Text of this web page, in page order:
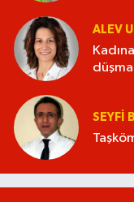
ALEV
SEYFI